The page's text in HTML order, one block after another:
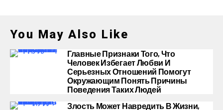
You May Also Like
Главные Признаки Того, Что
Человек Избегает Любви И
Серьезных Отношений Помогут
Окружающим Понять Причины
Поведения Таких Людей
Злость Может Навредить В Жизни,